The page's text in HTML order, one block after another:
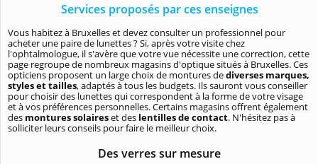
Services proposés par ces enseignes
Vous habitez à Bruxelles et devez consulter un professionnel pour
acheter une paire de lunettes ? Si, après votre visite chez
l'ophtalmologue, il s'avère que votre vue nécessite une correction, cette
page regroupe de nombreux magasins d'optique situés à Bruxelles. Ces
opticiens proposent un large choix de montures dediverses marques,
styles et tailles, adaptés à tous les budgets. Ils sauront vous conseiller
pour choisir des lunettes qui correspondent à la forme de votre visage
et à vos préférences personnelles. Certains magasins offrent également
des montures solaireset des lentilles de contact. N'hésitez pas à
solliciter leurs conseils pour faire le meilleur choix.
Des verres sur mesure